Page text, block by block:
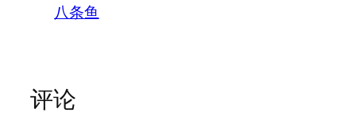
八条鱼
评论